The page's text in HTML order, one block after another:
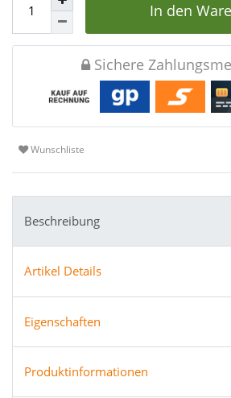
In den
Sichere
Wunschliste
Beschreibung
Artikel Details
Eigenschaften
Produktinformationen